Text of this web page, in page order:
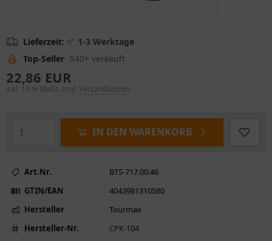
Lieferzeit: ✅ 1-3 Werktage
Top-Seller 540+ verkauft
22,86 EUR
inkl. 19 % MwSt. zzgl. Versandkosten
IN DEN WARENKORB
Art.Nr.
BTS-717.00.46
GTIN/EAN
4043981310580
Hersteller
Tourmax
Hersteller-Nr.
CPK-104